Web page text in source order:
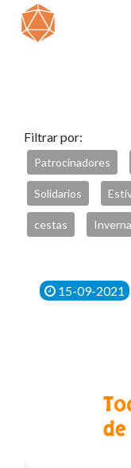
Filtrar por:
Patrocinadores
Solidarios
cestas
15-09-2021